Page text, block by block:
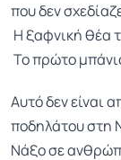
που δεν
Η ξαφνική θέα
Το πρώτο
Αυτό δεν είναι
ποδηλάτου στη
Νάξο σε